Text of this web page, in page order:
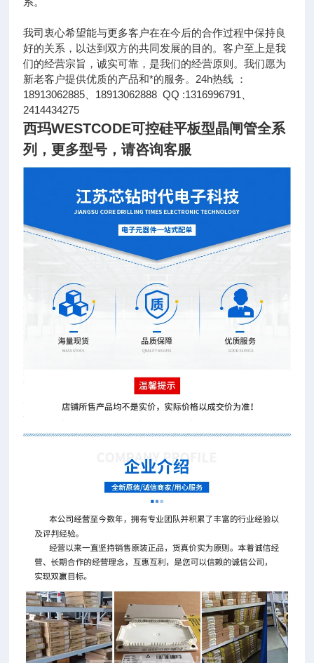
我司衷心希望能与更多客户在在今后的合作过程中保持良
好的关系，以达到双方的共同发展的目的。客户至上是我
们的经营宗旨，诚实可靠，是我们的经营原则。我们愿为
新老客户提供优质的产品和*的服务。24h热线 ：
18913062885、18913062888 QQ :1316996791、
2414434275
西玛WESTCODE可控硅平板型晶闸管全系
列 ，更多型号，请咨询客服